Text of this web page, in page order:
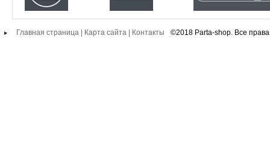
Главная страница | Карта сайта | Контакты ©2018 Parta-shop. Все